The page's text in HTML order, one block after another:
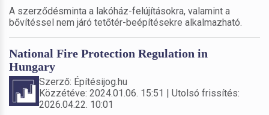
A szerződésminta a lakóház-felújításokra, valamint a
bővítéssel nem járó tetőtér-beépítésekre alkalmazható.
National Fire Protection Regulation in
Hungary
Szerző: Építésijog.hu
Közzétéve: 2024.01.06. 15:51 | Utolsó frissítés:
2026.04.22. 10:01